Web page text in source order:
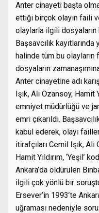
Anter cinayeti başta
ettiği birçok olayın faili
olaylarla ilgili
Başsavcılık
halinde tüm bu
dosyaların
Anter cinayetine adı
Işık, Ali Ozansoy, Hamit
emniyet müdürlüğü ve
emri çıkarıldı.
kabul ederek, olayı
itirafçıları Cemil Işık,
Hamit Yıldırım, ‘Yeşil’
Ankara’da öldürülen
ilgili çok yönlü bir
Ersever’in 1993’te
uğraması nedeniyle